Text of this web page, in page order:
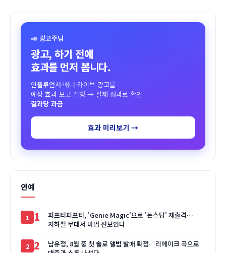
📣 광고주님
광고, 하기 전에
효과를 먼저 봅니다.
인플루언서·배너·라이브 광고를
예상 효과 보고 집행 → 실제 성과로 확인
결과당 과금
효과 미리보기 →
연예
1
피프티피프티, 'Genie Magic'으로 '논스탑' 재출격…
지하철 무대서 마법 선보인다
2
남유정, 8월 중 첫 솔로 앨범 발매 확정…리메이크 곡으로